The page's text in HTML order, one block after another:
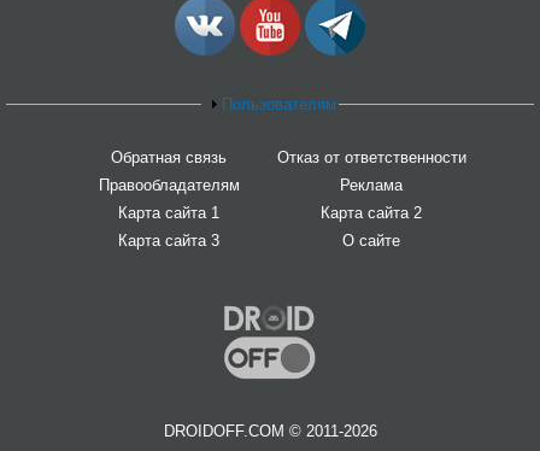
Пользователям
Обратная связь
Отказ от ответственности
Правообладателям
Реклама
Карта сайта 1
Карта сайта 2
Карта сайта 3
О сайте
DROIDOFF.COM © 2011-2026